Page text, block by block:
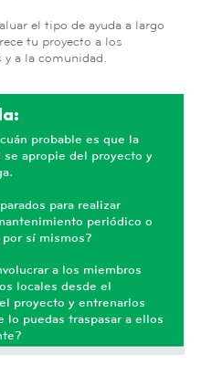
el tipo de ayuda a largo
tu proyecto a los
y a la comunidad.
probable es que la
se apropie del proyecto y
para realizar
periódico o
sí mismos?
a los miembros
locales desde el
proyecto y entrenarlos
lo puedas traspasar a ellos